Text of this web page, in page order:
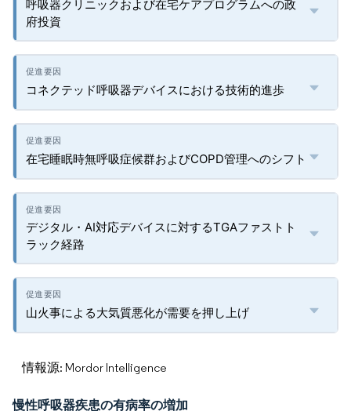
呼吸器クリニックおよび在宅ケアプログラムへの政
府投資
コネクテッド呼吸器デバイスにおける技術的進歩
在宅睡眠時無呼吸症候群およびCOPD管理へのシフト
デジタル・AI対応デバイスに対するTGAファストト
ラック経路
山火事による大気質悪化が需要を押し上げ
情報源: Mordor Intelligence
慢性呼吸器疾患の有病率の増加